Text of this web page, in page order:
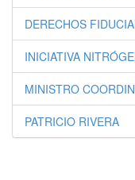
DERECHOS
INICIATIVA
MINISTRO
PATRICIO RIVERA